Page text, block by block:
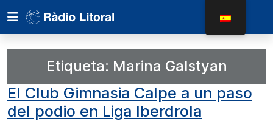
Etiqueta: Marina Galstyan
El Club Gimnasia Calpe a un paso
del podio en Liga Iberdrola